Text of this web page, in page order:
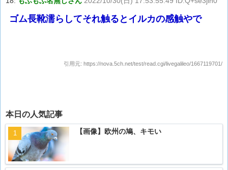
ゴム長靴濡らしてそれ触るとイルカの感触やで
引用元: https://nova.5ch.net/test/read.cgi/livegalileo/1667119701/
本日の人気記事
【画像】欧州の鳩、キモい